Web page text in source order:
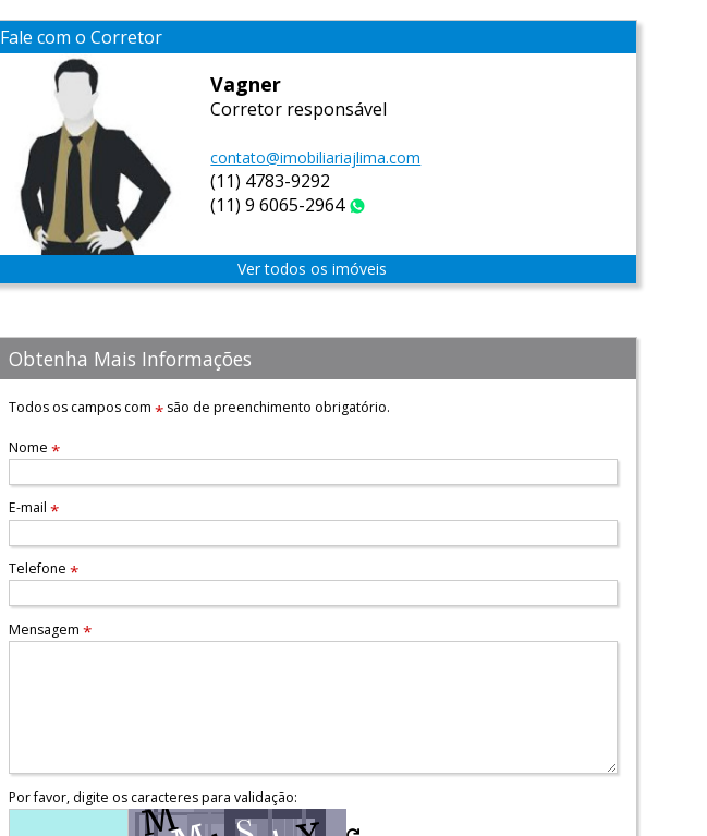
Fale com o Corretor
Vagner
Corretor responsável
contato@imobiliariajlima.com
(11) 4783-9292
(11) 9 6065-2964
Ver todos os imóveis
Obtenha Mais Informações
Todos os campos com *são de preenchimento obrigatório.
Nome *
E-mail *
Telefone *
Mensagem *
Por favor, digite os caracteres para validação: